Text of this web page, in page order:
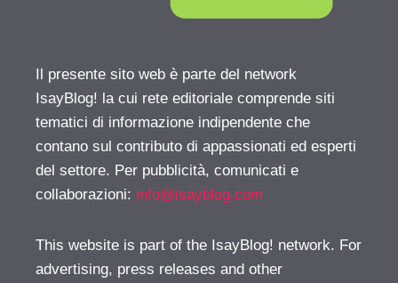
Il presente sito web è parte del network
IsayBlog! la cui rete editoriale comprende siti
tematici di informazione indipendente che
contano sul contributo di appassionati ed esperti
del settore. Per pubblicità, comunicati e
collaborazioni: info@isayblog.com
This website is part of the IsayBlog! network. For
advertising, press releases and other